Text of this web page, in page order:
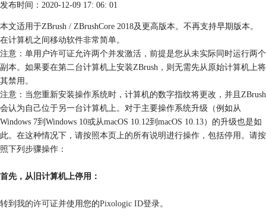
发布时间：2020-12-09 17: 06: 01
本文适用于ZBrush / ZBrushCore 2018及更高版本。不再支持早期版本。
在计算机之间移动软件非常简单。
注意：单用户许可证允许两个并发激活，前提是您从未实际同时运行两个
副本。如果要在第二台计算机上安装ZBrush，则无需先从原始计算机上将
其禁用。
注意：当您重新安装操作系统时，计算机的数字指纹将更改，并且ZBrush
会认为自己位于另一台计算机上。对于主要操作系统升级（例如从
Windows 7到Windows 10或从macOS 10.12到macOS 10.13）的升级也是如
此。在这种情况下，请按照本页上的所有说明进行操作，包括停用。请按
照下列步骤操作：
首先，从旧计算机上停用：
转到我的许可证并使用您的Pixologic ID登录。